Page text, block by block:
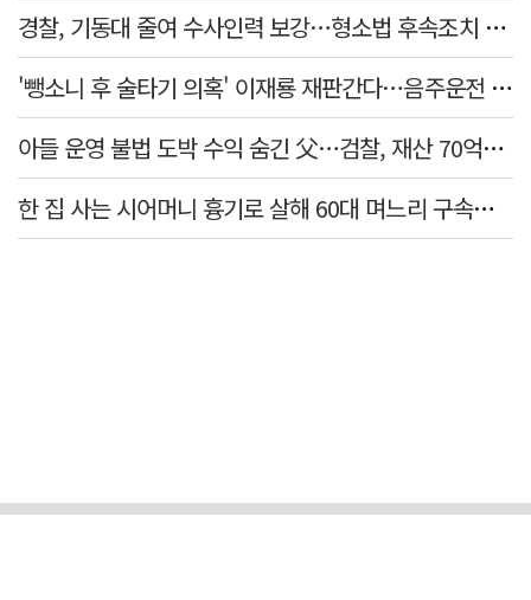
경찰, 기동대 줄여 수사인력 보강…형소법 후속조치 본격화
'뺑소니 후 술타기 의혹' 이재룡 재판간다…음주운전 혐의 제외
아들 운영 불법 도박 수익 숨긴 父…검찰, 재산 70억원 몰수
한 집 사는 시어머니 흉기로 살해 60대 며느리 구속…범행 동기는